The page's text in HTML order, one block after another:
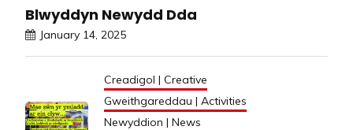
Blwyddyn Newydd Dda
January 14, 2025
Creadigol | Creative
Gweithgareddau | Activities
Newyddion | News